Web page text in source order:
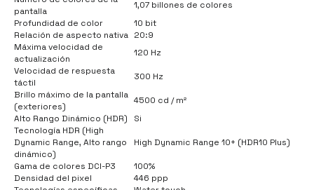
pantalla
1,07 billones de colores
Profundidad de color
10 bit
Relación de aspecto nativa 20:9
Máxima velocidad de
actualización
120 Hz
Velocidad de respuesta
táctil
300 Hz
Brillo máximo de la pantalla
(exteriores)
4500 cd / m²
Alto Rango Dinámico (HDR)
Si
Tecnología HDR (High
Dynamic Range, Alto rango
dinámico)
High Dynamic Range 10+ (HDR10 Plus)
Gama de colores DCI-P3
100%
Densidad del pixel
446 ppp